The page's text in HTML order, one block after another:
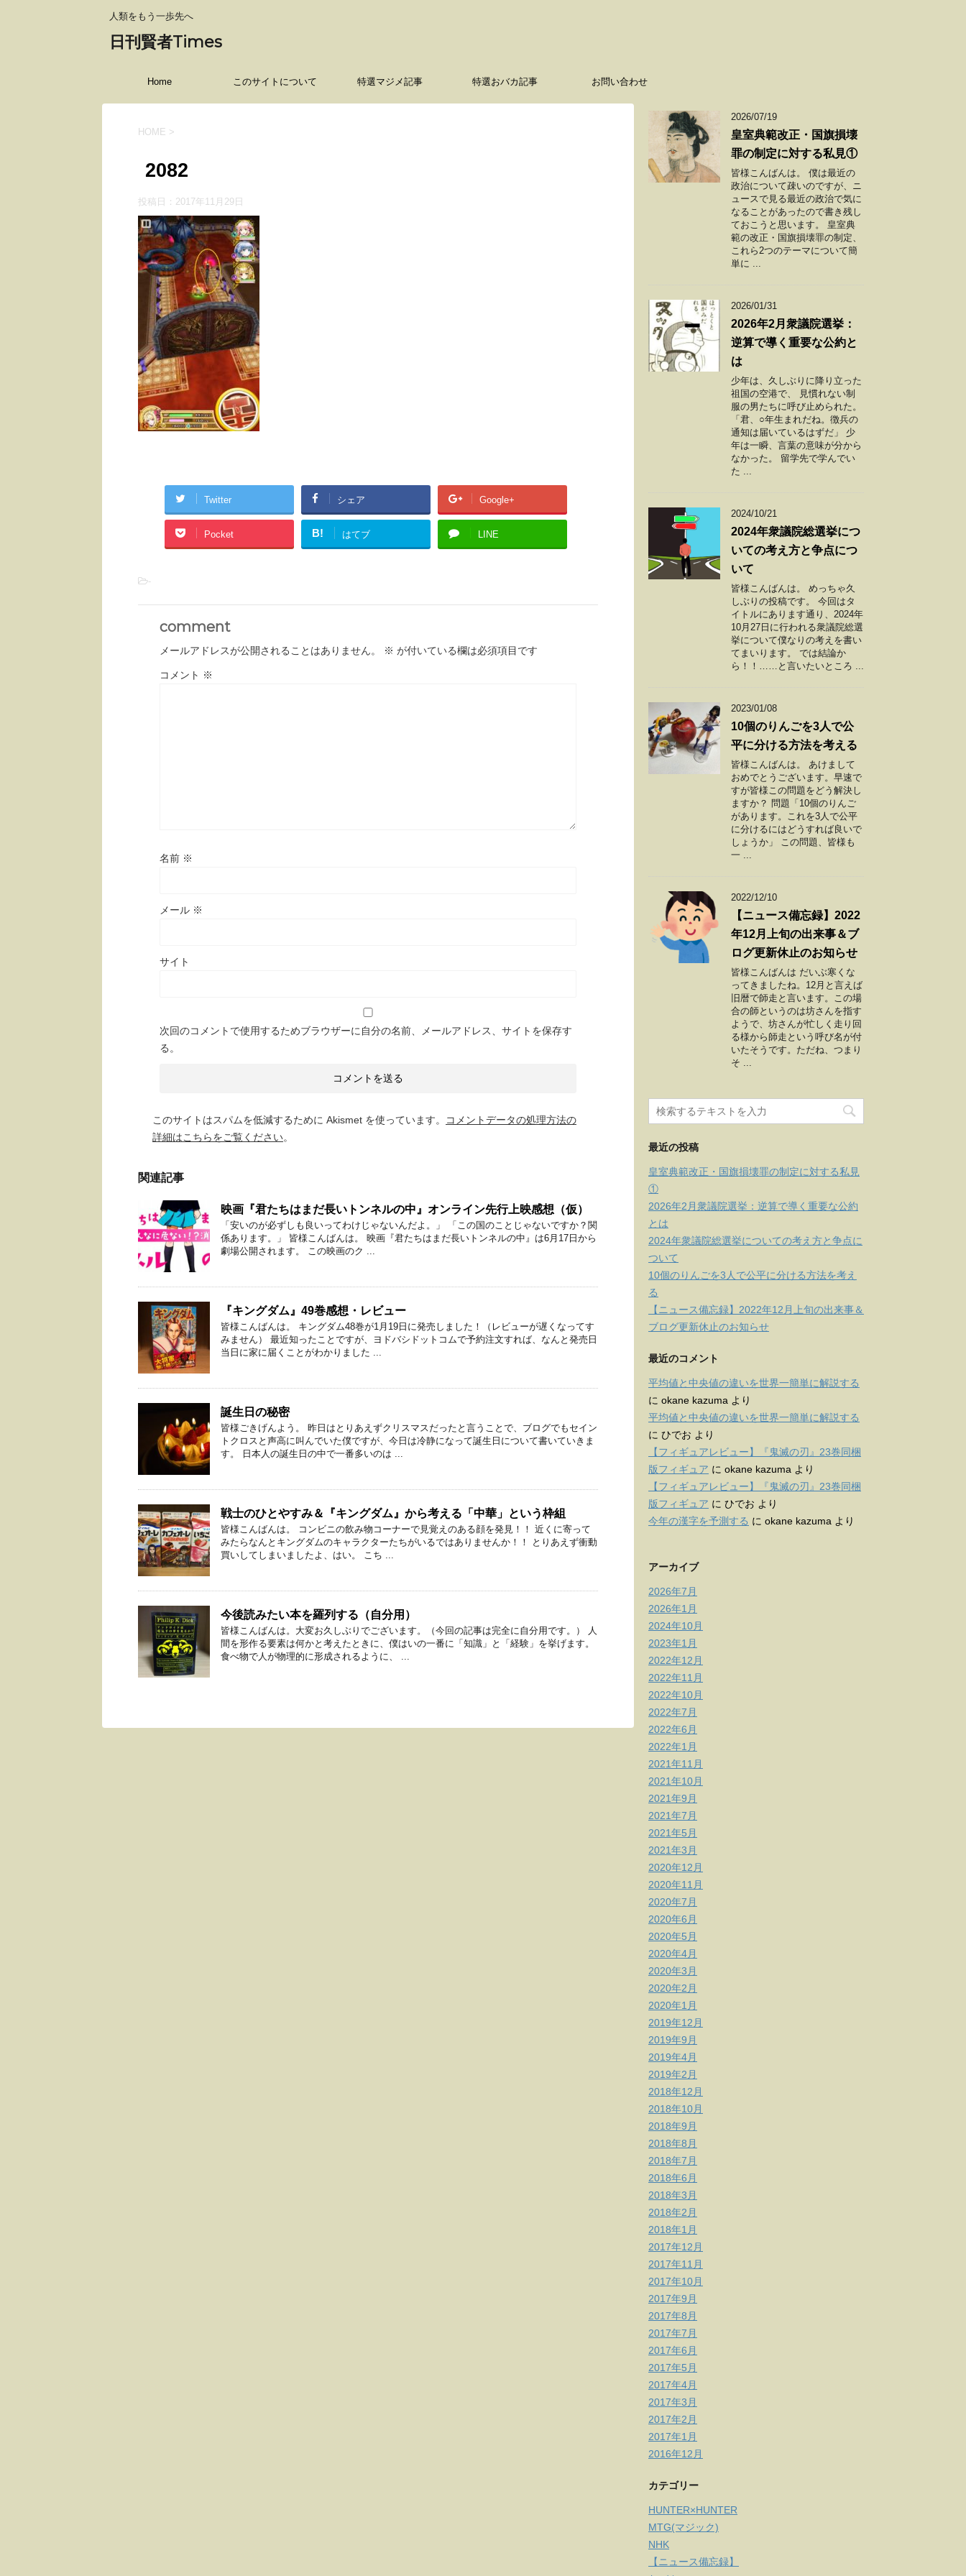
人類をもう一歩先へ
日刊賢者Times
Home このサイトについて 特選マジメ記事 特選おバカ記事 お問い合わせ
HOME >
2082
投稿日： 2017年11月29日
Twitter シェア Google+
Pocket B! はてブ LINE
-
comment
メールアドレスが公開されることはありません。 ※ が付いている欄は必須項目です
コメント ※
名前 ※
メール ※
サイト
次回のコメントで使用するためブラウザーに自分の名前、メールアドレス、サイトを保存す
る。
このサイトはスパムを低減するために Akismet を使っています。
コメントデータの処理方法の
詳細はこちらをご覧ください。
関連記事
映画『君たちはまだ長いトンネルの中』オンライン先行上映感想（仮）
「安いのが必ずしも良いってわけじゃないんだよ。」 「この国のことじゃないですか？関
係あります。」 皆様こんばんは。 映画『君たちはまだ長いトンネルの中』は6月17日から
劇場公開されます。 この映画のク ...
『キングダム』49巻感想・レビュー
皆様こんばんは。 キングダム48巻が1月19日に発売しました！（レビューが遅くなってす
みません） 最近知ったことですが、ヨドバシドットコムで予約注文すれば、なんと発売日
当日に家に届くことがわかりました ...
誕生日の秘密
皆様ごきげんよう。 昨日はとりあえずクリスマスだったと言うことで、ブログでもセイン
トクロスと声高に叫んでいた僕ですが、今日は冷静になって誕生日について書いていきま
す。 日本人の誕生日の中で一番多いのは ...
戦士のひとやすみ＆『キングダム』から考える「中華」という枠組
皆様こんばんは。 コンビニの飲み物コーナーで見覚えのある顔を発見！！ 近くに寄って
みたらなんとキングダムのキャラクターたちがいるではありませんか！！ とりあえず衝動
買いしてしまいましたよ、はい。 こち ...
今後読みたい本を羅列する（自分用）
皆様こんばんは。大変お久しぶりでございます。（今回の記事は完全に自分用です。） 人
間を形作る要素は何かと考えたときに、僕はいの一番に「知識」と「経験」を挙げます。
食べ物で人が物理的に形成されるように、 ...
2026/07/19
皇室典範改正・国旗損壊
罪の制定に対する私見①
皆様こんばんは。 僕は最近の
政治について疎いのですが、ニ
ュースで見る最近の政治で気に
なることがあったので書き残し
ておこうと思います。 皇室典
範の改正・国旗損壊罪の制定、
これら2つのテーマについて簡
単に ...
2026/01/31
2026年2月衆議院選挙：
逆算で導く重要な公約と
は
少年は、久しぶりに降り立った
祖国の空港で、 見慣れない制
服の男たちに呼び止められた。
「君、○年生まれだね。徴兵の
通知は届いているはずだ」 少
年は一瞬、言葉の意味が分から
なかった。 留学先で学んでい
た ...
2024/10/21
2024年衆議院総選挙につ
いての考え方と争点につ
いて
皆様こんばんは。 めっちゃ久
しぶりの投稿です。 今回はタ
イトルにあります通り、2024年
10月27日に行われる衆議院総選
挙について僕なりの考えを書い
てまいります。 では結論か
ら！！……と言いたいところ ...
2023/01/08
10個のりんごを3人で公
平に分ける方法を考える
皆様こんばんは。 あけまして
おめでとうございます。早速で
すが皆様この問題をどう解決し
ますか？ 問題「10個のりんご
があります。これを3人で公平
に分けるにはどうすれば良いで
しょうか」 この問題、皆様も
一 ...
2022/12/10
【ニュース備忘録】2022
年12月上旬の出来事＆ブ
ログ更新休止のお知らせ
皆様こんばんは だいぶ寒くな
ってきましたね。12月と言えば
旧暦で師走と言います。この場
合の師というのは坊さんを指す
ようで、坊さんが忙しく走り回
る様から師走という呼び名が付
いたそうです。ただね、つまり
そ ...
最近の投稿
皇室典範改正・国旗損壊罪の制定に対する私見
①
2026年2月衆議院選挙：逆算で導く重要な公約
とは
2024年衆議院総選挙についての考え方と争点に
ついて
10個のりんごを3人で公平に分ける方法を考え
る
【ニュース備忘録】2022年12月上旬の出来事＆
ブログ更新休止のお知らせ
最近のコメント
平均値と中央値の違いを世界一簡単に解説する
に okane kazuma より
平均値と中央値の違いを世界一簡単に解説する
に ひでお より
【フィギュアレビュー】『鬼滅の刃』23巻同梱
版フィギュア に okane kazuma より
【フィギュアレビュー】『鬼滅の刃』23巻同梱
版フィギュア に ひでお より
今年の漢字を予測する に okane kazuma より
アーカイブ
2026年7月
2026年1月
2024年10月
2023年1月
2022年12月
2022年11月
2022年10月
2022年7月
2022年6月
2022年1月
2021年11月
2021年10月
2021年9月
2021年7月
2021年5月
2021年3月
2020年12月
2020年11月
2020年7月
2020年6月
2020年5月
2020年4月
2020年3月
2020年2月
2020年1月
2019年12月
2019年9月
2019年4月
2019年2月
2018年12月
2018年10月
2018年9月
2018年8月
2018年7月
2018年6月
2018年3月
2018年2月
2018年1月
2017年12月
2017年11月
2017年10月
2017年9月
2017年8月
2017年7月
2017年6月
2017年5月
2017年4月
2017年3月
2017年2月
2017年1月
2016年12月
カテゴリー
HUNTER×HUNTER
MTG(マジック)
NHK
【ニュース備忘録】